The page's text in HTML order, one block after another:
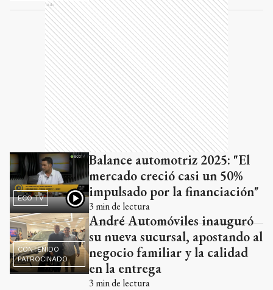
Ads
ECO TV
Balance automotriz 2025: "El
mercado creció casi un 50%
impulsado por la financiación"
3 min de lectura
CONTENIDO
PATROCINADO
André Automóviles inauguró
su nueva sucursal, apostando al
negocio familiar y la calidad
en la entrega
3 min de lectura